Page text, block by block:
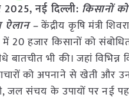
नई दिल्ली: किसानों
ऐलान –केंद्रीय कृषि मंत्री
में 20 हजार किसानों को
बातचीत भी की। जहां
को अपनाने से खेती और
जल संचय के उपायों पर नई